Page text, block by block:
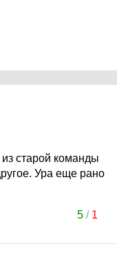
старой команды
Ура еще рано
5/ 1